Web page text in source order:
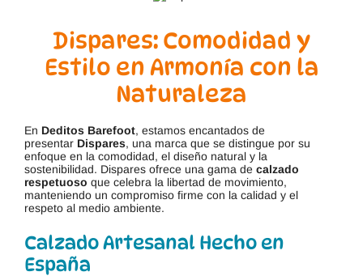
Dispares: Comodidad y
Estilo en Armonía con la
Naturaleza
En Deditos Barefoot, estamos encantados de
presentar Dispares, una marca que se distingue por su
enfoque en la comodidad, el diseño natural y la
sostenibilidad. Dispares ofrece una gama de calzado
respetuoso que celebra la libertad de movimiento,
manteniendo un compromiso firme con la calidad y el
respeto al medio ambiente.
Calzado Artesanal Hecho en
España